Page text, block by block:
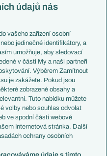
Česko
Francie
Itálie
Německo
Španělsko
Argentina
Brazílie
Přestupy
Zápasy
Livescore
Tipovací soutěž
údajů nás
vašeho zařízení osobní
jedinečné identifikátory, a
umožňuje, aby sledovací
v části My a naši partneři
Výběrem Zamítnout
je zakážete. Pokud jsou
zobrazené obsahy a
Tuto nabídku můžete
volby nebo souhlas odvolat
ve spodní části webové
Internetová stránka. Další
ochrany osobních